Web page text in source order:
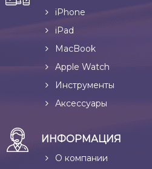
iPhone
iPad
MacBook
Apple Watch
Инструменты
Аксессуары
ИНФОРМАЦИЯ
О компании